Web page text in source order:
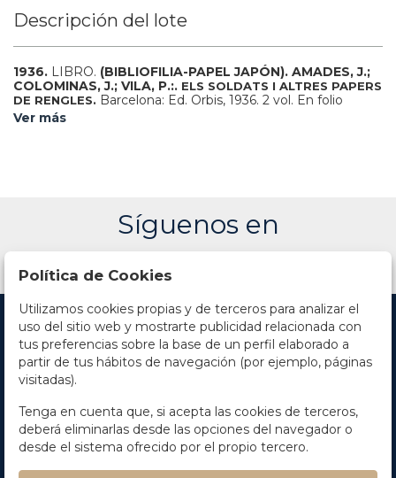
Descripción del lote
1936. LIBRO. (BIBLIOFILIA-PAPEL JAPÓN). AMADES, J.;
COLOMINAS, J.; VILA, P.:. ELS SOLDATS I ALTRES PAPERS
DE RENGLES. Barcelona: Ed. Orbis, 1936. 2 vol. En folio
menor. I: 216 p. + XLVIII p. con un catálogo adicional. II:
Ver más
Síguenos en
Contacto
Horario
La empresa
Política de Cookies
Utilizamos cookies propias y de terceros para analizar el
uso del sitio web y mostrarte publicidad relacionada con
tus preferencias sobre la base de un perfil elaborado a
partir de tus hábitos de navegación (por ejemplo, páginas
visitadas).
Tenga en cuenta que, si acepta las cookies de terceros,
deberá eliminarlas desde las opciones del navegador o
desde el sistema ofrecido por el propio tercero.